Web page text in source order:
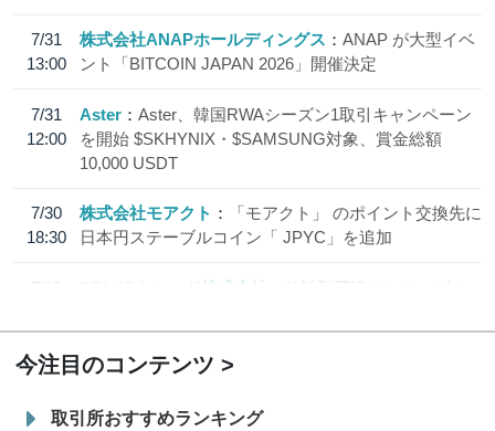
7/31
13:00
株式会社ANAPホールディングス
ANAP が大型イベ
ント「BITCOIN JAPAN 2026」開催決定
7/31
12:00
Aster
Aster、韓国RWAシーズン1取引キャンペーン
を開始 $SKHYNIX・$SAMSUNG対象、賞金総額
10,000 USDT
7/30
18:30
株式会社モアクト
「モアクト」 のポイント交換先に
日本円ステーブルコイン「 JPYC」を追加
7/29
SBI VCトレード株式会社
信託型円建てステーブル
今注目のコンテンツ
取引所おすすめランキング